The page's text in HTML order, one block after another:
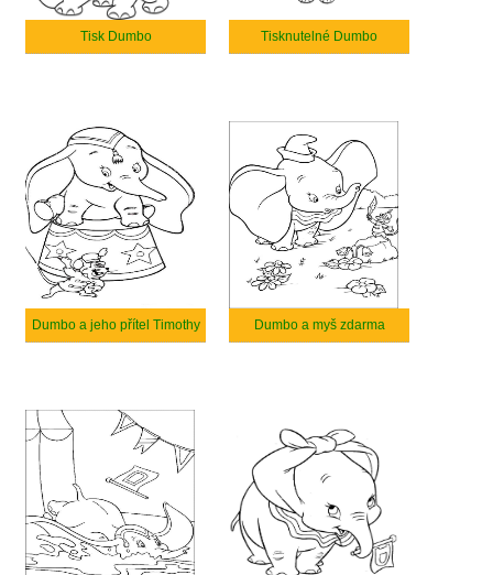
Tisk Dumbo Tisknutelné Dumbo
Dumbo a jeho přítel Timothy Dumbo a myš zdarma